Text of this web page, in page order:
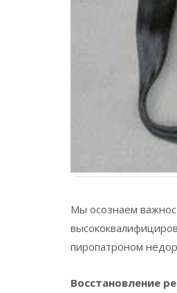
Мы осознаем
пиропатроном
Восстановление